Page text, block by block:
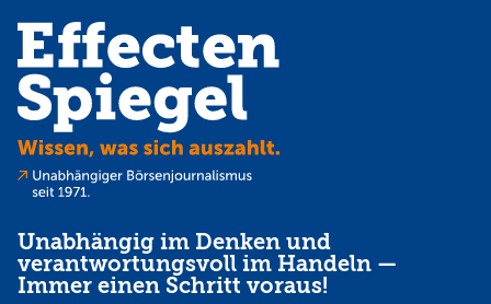
Unabhängig im Denken und
verantwortungsvoll im Handeln —
Immer einen Schritt voraus!